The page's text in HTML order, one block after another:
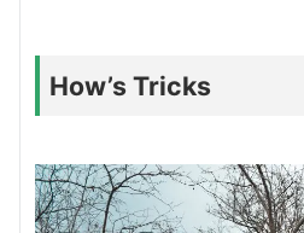
How’s Tricks